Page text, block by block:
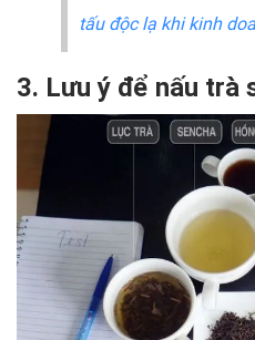
tấu độc lạ khi kinh
3. Lưu ý để nấu trà